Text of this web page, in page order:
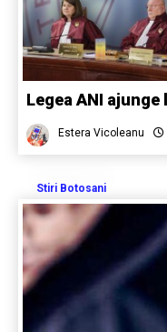
Legea ANI ajunge
Estera Vicoleanu
Stiri Botosani